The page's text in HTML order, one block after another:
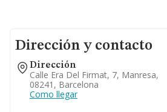
Dirección y contacto
Dirección
Calle Era Del Firmat, 7, Manresa,
08241, Barcelona
Como llegar